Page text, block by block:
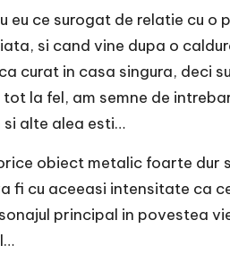
eu ce surogat de relatie cu o
si cand vine dupa o
curat in casa singura, deci
la fel, am semne de
alte alea esti…
obiect metalic foarte dur
fi cu aceeasi intensitate ca
principal in povestea